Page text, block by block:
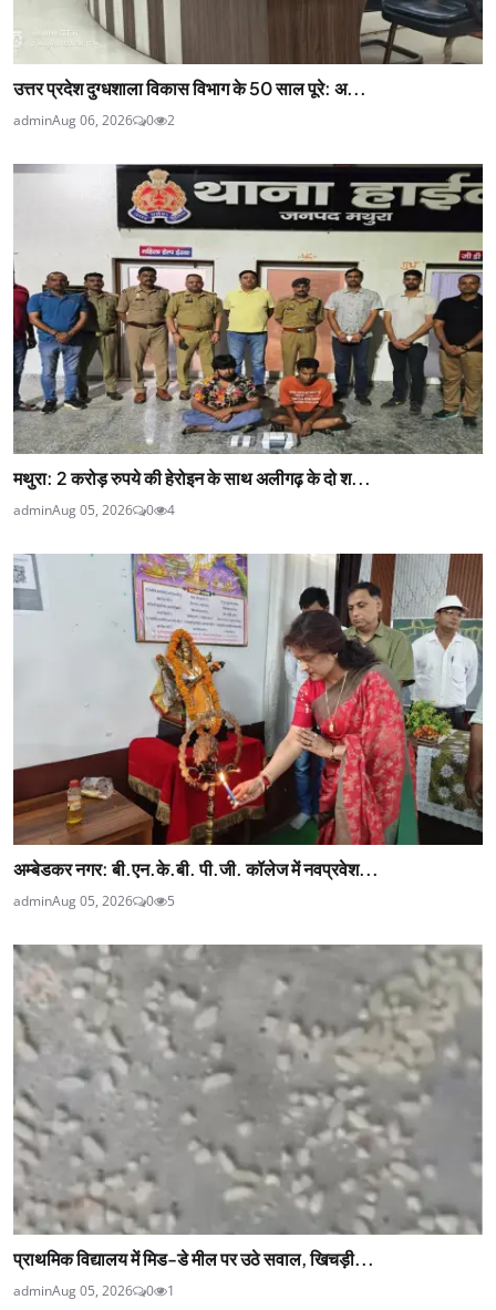
उत्तर प्रदेश दुग्धशाला विकास विभाग के 50 साल पूरे: अ...
adminAug 06, 2026 0 2
मथुरा: 2 करोड़ रुपये की हेरोइन के साथ अलीगढ़ के दो श...
adminAug 05, 2026 0 4
अम्बेडकर नगर: बी.एन.के.बी. पी.जी. कॉलेज में नवप्रवेश...
adminAug 05, 2026 0 5
प्राथमिक विद्यालय में मिड-डे मील पर उठे सवाल, खिचड़ी...
adminAug 05, 2026 0 1